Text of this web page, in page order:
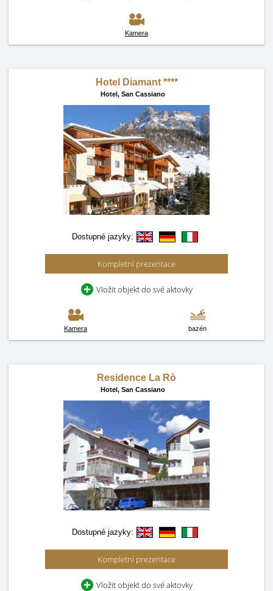
Kamera
Hotel Diamant ****
Hotel, San Cassiano
Dostupné jazyky:
Kompletní prezentace
Vložit objekt do své aktovky
Kamera bazén
Residence La Rò
Hotel, San Cassiano
Dostupné jazyky:
Kompletní prezentace
Vložit objekt do své aktovky